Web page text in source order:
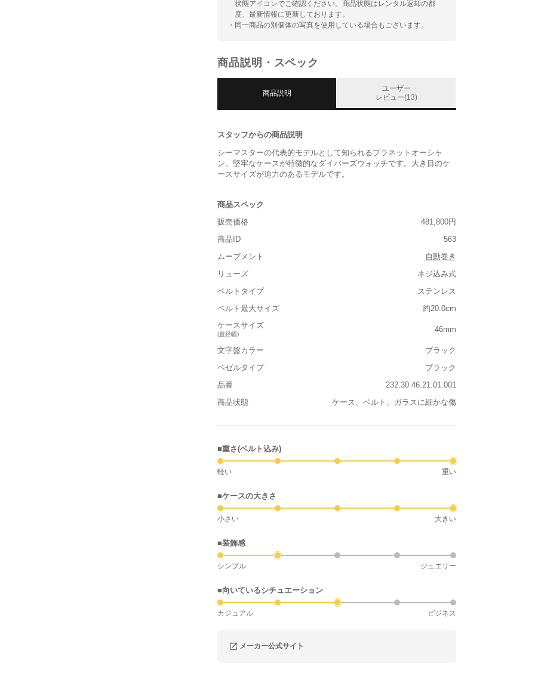
状態アイコンでご確認ください。商品状態はレンタル返却の都
度、最新情報に更新しております。
・同一商品の別個体の写真を使用している場合もございます。
商品説明・スペック
商品説明
ユーザー
レビュー(13)
スタッフからの商品説明
シーマスターの代表的モデルとして知られるプラネットオーシャ
ン。堅牢なケースが特徴的なダイバーズウォッチです。大き目のケ
ースサイズが迫力のあるモデルです。
商品スペック
販売価格
481,800円
商品ID
563
ムーブメント
自動巻き
リューズ
ネジ込み式
ベルトタイプ
ステンレス
ベルト最大サイズ
約20.0cm
ケースサイズ
(直径幅)
46mm
文字盤カラー
ブラック
ベゼルタイプ
ブラック
品番
232.30.46.21.01.001
商品状態
ケース、ベルト、ガラスに細かな傷
■重さ(ベルト込み)
軽い 重い
■ケースの大きさ
小さい 大きい
■装飾感
シンプル ジュエリー
■向いているシチュエーション
カジュアル ビジネス
メーカー公式サイト